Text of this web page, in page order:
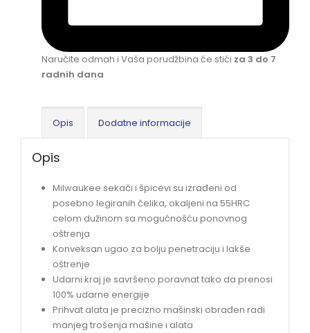
Naručite odmah i Vaša porudžbina će stići za 3 do 7
radnih dana
Opis Dodatne informacije
Opis
Milwaukee sekači i špicevi su izrađeni od
posebno legiranih čelika, okaljeni na 55HRC
celom dužinom sa mogućnošću ponovnog
oštrenja
Konveksan ugao za bolju penetraciju i lakše
oštrenje
Udarni kraj je savršeno poravnat tako da prenosi
100% udarne energije
Prihvat alata je precizno mašinski obrađen radi
manjeg trošenja mašine i alata